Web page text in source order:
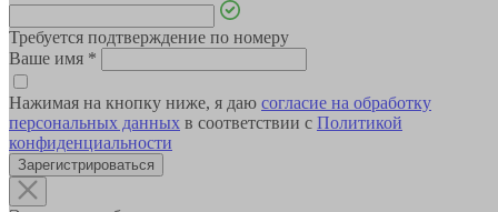
Требуется подтверждение по номеру
Ваше имя *
Нажимая на кнопку ниже, я даю согласие на обработку
персональных данных в соответствии с Политикой
конфиденциальности
Зарегистрироваться